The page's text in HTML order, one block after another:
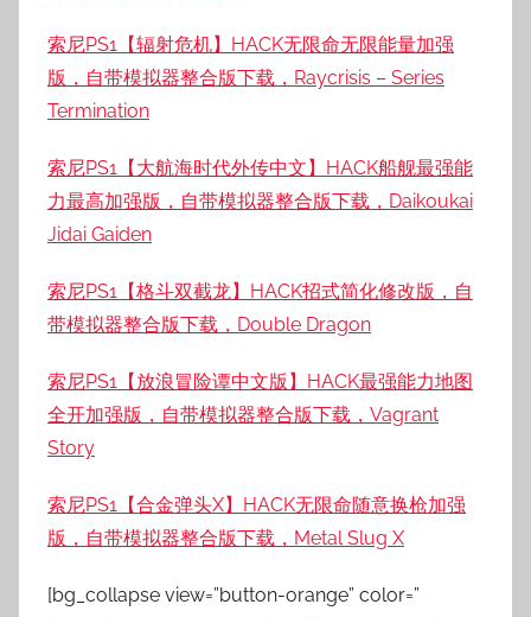
索尼PS1【辐射危机】HACK无限命无限能量加强
版，自带模拟器整合版下载，Raycrisis – Series
Termination
索尼PS1【大航海时代外传中文】HACK船舰最强能
力最高加强版，自带模拟器整合版下载，Daikoukai
Jidai Gaiden
索尼PS1【格斗双截龙】HACK招式简化修改版，自
带模拟器整合版下载，Double Dragon
索尼PS1【放浪冒险谭中文版】HACK最强能力地图
全开加强版，自带模拟器整合版下载，Vagrant
Story
索尼PS1【合金弹头X】HACK无限命随意换枪加强
版，自带模拟器整合版下载，Metal Slug X
[bg_collapse view=”button-orange” color=”